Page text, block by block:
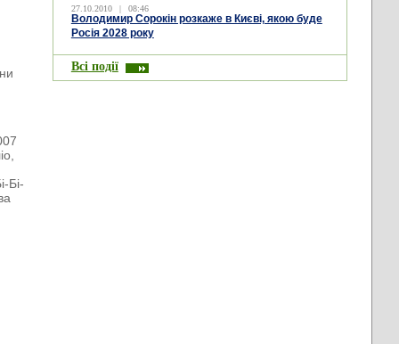
Бі-
27.10.2010 | 08:46
Володимир Сорокін розкаже в Києві, якою буде
Росія 2028 року
Всі події